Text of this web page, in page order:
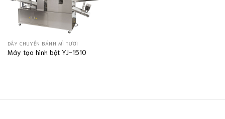
DÂY CHUYỀN BÁNH MÌ TƯƠI
Máy tạo hình bột YJ-1510